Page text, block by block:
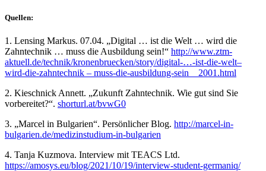
Quellen:
1. Lensing Markus. 07.04. „Digital … ist die Welt … wird die
Zahntechnik … muss die Ausbildung sein!“ http://www.ztm-
aktuell.de/technik/kronenbruecken/story/digital-…-ist-die-welt–
wird-die-zahntechnik – muss-die-ausbildung-sein__2001.html
2. Kieschnick Annett. „Zukunft Zahntechnik. Wie gut sind Sie
vorbereitet?“. shorturl.at/bvwG0
3. „Marcel in Bulgarien“. Persönlicher Blog. http://marcel-in-
bulgarien.de/medizinstudium-in-bulgarien
4. Tanja Kuzmova. Interview mit TEACS Ltd.
https://amosys.eu/blog/2021/10/19/interview-student-germaniq/